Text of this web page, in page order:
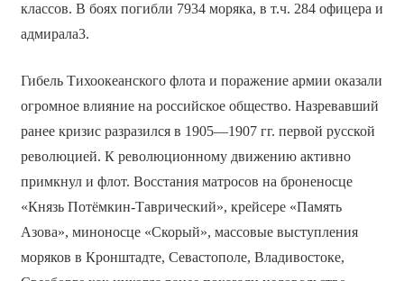
классов. В боях погибли 7934 моряка, в т.ч. 284 офицера и
адмирала3.
Гибель Тихоокеанского флота и поражение армии оказали
огромное влияние на российское общество. Назревавший
ранее кризис разразился в 1905—1907 гг. первой русской
революцией. К революционному движению активно
примкнул и флот. Восстания матросов на броненосце
«Князь Потёмкин-Таврический», крейсере «Память
Азова», миноносце «Скорый», массовые выступления
моряков в Кронштадте, Севастополе, Владивостоке,